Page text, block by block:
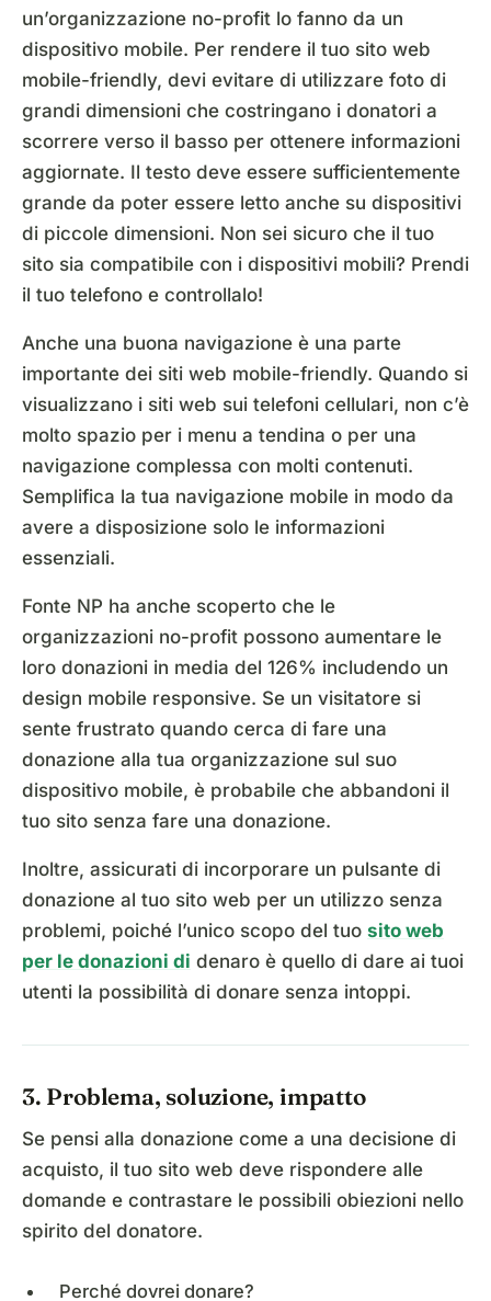
un’organizzazione no-profit lo fanno da un
dispositivo mobile. Per rendere il tuo sito web
mobile-friendly, devi evitare di utilizzare foto di
grandi dimensioni che costringano i donatori a
scorrere verso il basso per ottenere informazioni
aggiornate. Il testo deve essere sufficientemente
grande da poter essere letto anche su dispositivi
di piccole dimensioni. Non sei sicuro che il tuo
sito sia compatibile con i dispositivi mobili? Prendi
il tuo telefono e controllalo!
Anche una buona navigazione è una parte
importante dei siti web mobile-friendly. Quando si
visualizzano i siti web sui telefoni cellulari, non c’è
molto spazio per i menu a tendina o per una
navigazione complessa con molti contenuti.
Semplifica la tua navigazione mobile in modo da
avere a disposizione solo le informazioni
essenziali.
Fonte NP ha anche scoperto che le
organizzazioni no-profit possono aumentare le
loro donazioni in media del 126% includendo un
design mobile responsive. Se un visitatore si
sente frustrato quando cerca di fare una
donazione alla tua organizzazione sul suo
dispositivo mobile, è probabile che abbandoni il
tuo sito senza fare una donazione.
Inoltre, assicurati di incorporare un pulsante di
donazione al tuo sito web per un utilizzo senza
problemi, poiché l’unico scopo del tuo sito web
per le donazioni di denaro è quello di dare ai tuoi
utenti la possibilità di donare senza intoppi.
3. Problema, soluzione, impatto
Se pensi alla donazione come a una decisione di
acquisto, il tuo sito web deve rispondere alle
domande e contrastare le possibili obiezioni nello
spirito del donatore.
Perché dovrei donare?